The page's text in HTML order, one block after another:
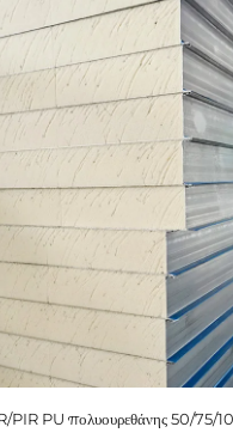
PIR PU πολυουρεθάνης 50/